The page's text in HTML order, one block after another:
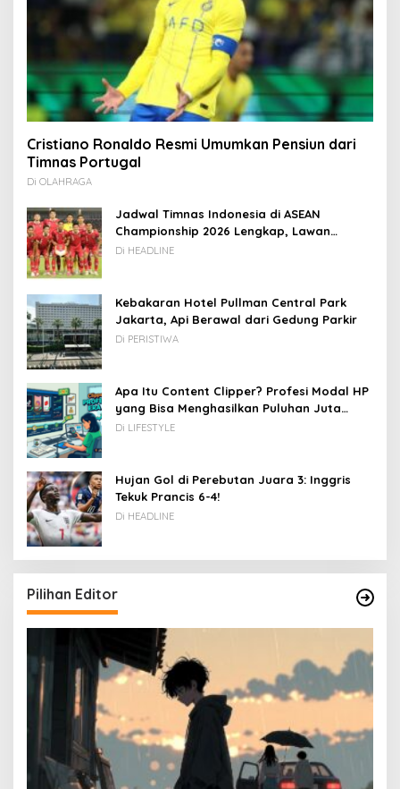
Cristiano Ronaldo Resmi Umumkan Pensiun dari
Timnas Portugal
Di OLAHRAGA
Jadwal Timnas Indonesia di ASEAN
Championship 2026 Lengkap, Lawan
Kamboja hingga Vietnam
Di HEADLINE
Kebakaran Hotel Pullman Central Park
Jakarta, Api Berawal dari Gedung Parkir
Di PERISTIWA
Apa Itu Content Clipper? Profesi Modal HP
yang Bisa Menghasilkan Puluhan Juta
Rupiah
Di LIFESTYLE
Hujan Gol di Perebutan Juara 3: Inggris
Tekuk Prancis 6-4!
Di HEADLINE
Pilihan Editor